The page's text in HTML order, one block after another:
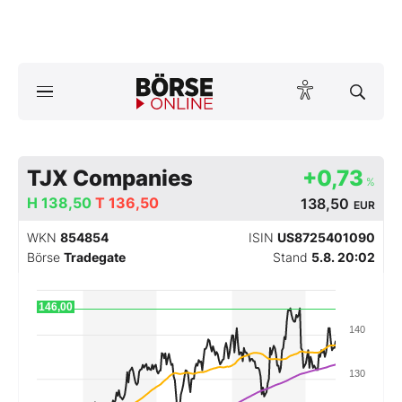
ktuelle Ausgabe BÖRSE ONLINE lesen
News
Anlageprodukte
Finanz-Check
Abo & Shop
TJX Companies +0,73 %
138,50 EUR
H 138,50 T 136,50
WKN 854854 ISIN US8725401090
Börse Tradegate Stand 5.8. 20:02
140
130
146,00